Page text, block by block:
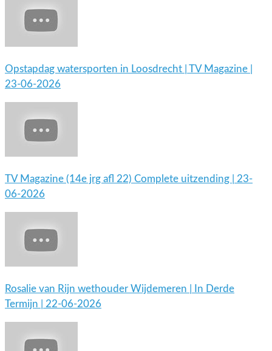
Opstapdag watersporten in Loosdrecht | TV Magazine |
23-06-2026
TV Magazine (14e jrg afl 22) Complete uitzending | 23-
06-2026
Rosalie van Rijn wethouder Wijdemeren | In Derde
Termijn | 22-06-2026